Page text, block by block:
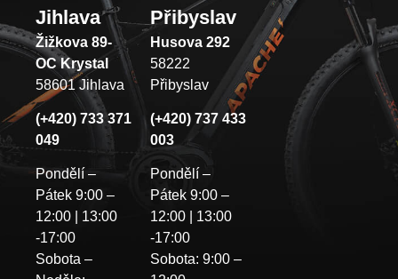
Jihlava
Žižkova 89-
OC Krystal
58601 Jihlava
(+420) 733 371
049
Pondělí –
Pátek 9:00 –
12:00 | 13:00
-17:00
Sobota –
Přibyslav
Husova 292
58222
Přibyslav
(+420) 737 433
003
Pondělí –
Pátek 9:00 –
12:00 | 13:00
-17:00
Sobota: 9:00 –